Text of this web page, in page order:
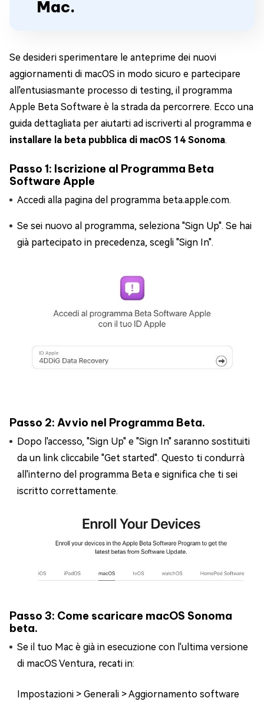
Mac.
Se desideri sperimentare le anteprime dei nuovi
aggiornamenti di macOS in modo sicuro e partecipare
all'entusiasmante processo di testing, il programma
Apple Beta Software è la strada da percorrere. Ecco una
guida dettagliata per aiutarti ad iscriverti al programma e
installare la beta pubblica di macOS 14 Sonoma.
Passo 1: Iscrizione al Programma Beta
Software Apple
Accedi alla pagina del programma beta.apple.com.
Se sei nuovo al programma, seleziona "Sign Up". Se hai
già partecipato in precedenza, scegli "Sign In".
Passo 2: Avvio nel Programma Beta.
Dopo l'accesso, "Sign Up" e "Sign In" saranno sostituiti
da un link cliccabile "Get started". Questo ti condurrà
all'interno del programma Beta e significa che ti sei
iscritto correttamente.
Passo 3: Come scaricare macOS Sonoma
beta.
Se il tuo Mac è già in esecuzione con l'ultima versione
di macOS Ventura, recati in:
Impostazioni > Generali > Aggiornamento software